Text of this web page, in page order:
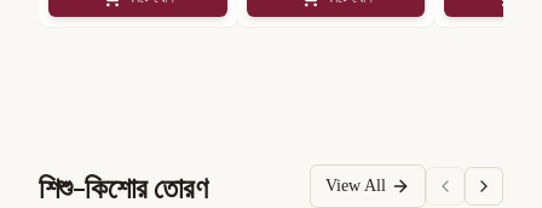
শিশু-কিশোর তোরণ View All